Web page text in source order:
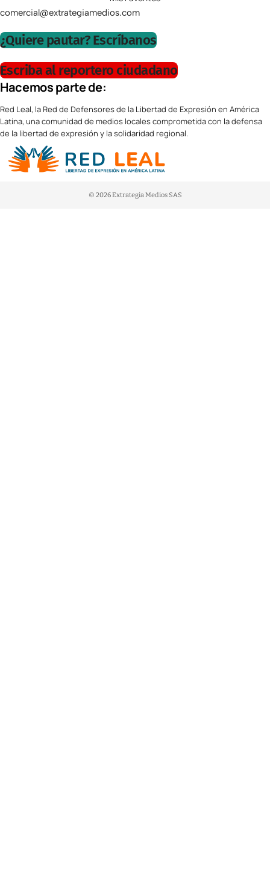
comercial@extrategiamedios.com
¿Quiere pautar? Escríbanos
Escriba al reportero ciudadano
Hacemos parte de:
Red Leal, la Red de Defensores de la Libertad de Expresión en América
Latina, una comunidad de medios locales comprometida con la defensa
de la libertad de expresión y la solidaridad regional.
© 2026 Extrategia Medios SAS